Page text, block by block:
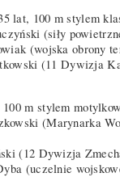
lat, 100 m stylem
(siły
(wojska obrony
(11 Dywizja
m stylem
(Marynarka
(12 Dywizja
(uczelnie